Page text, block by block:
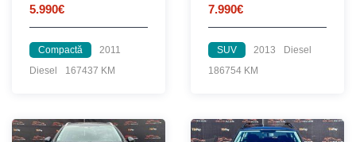
5.990€
Compactă
2011
Diesel
167437 KM
7.990€
SUV 2013
Diesel
186754 KM